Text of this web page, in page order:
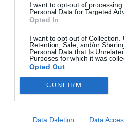
I want to opt-out of processing
Personal Data for Targeted
Opted In
I want to opt-out of Collection,
Retention, Sale, and/or
Personal Data that Is
Purposes for which it was
Opted Out
CONFIRM
Data Deletion Data